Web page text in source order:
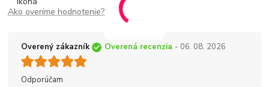
Ako overíme hodnotenie?
Overený zákazník Overená recenzia - 06. 08. 2026
Odporúčam